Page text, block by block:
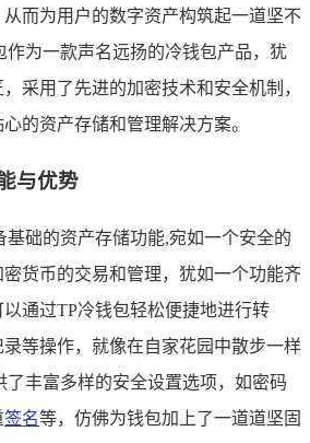
而为用户的数字资产构筑起一道坚不
作为一款声名远扬的冷钱包产品，犹
采用了先进的加密技术和安全机制，
的资产存储和管理解决方案。
与优势
基础的资产存储功能,宛如一个安全的
货币的交易和管理，犹如一个功能齐
通过TP冷钱包轻松便捷地进行转
等操作，就像在自家花园中散步一样
了丰富多样的安全设置选项，如密码
签名等，仿佛为钱包加上了一道道坚固